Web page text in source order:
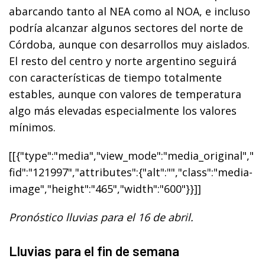
abarcando tanto al NEA como al NOA, e incluso
podría alcanzar algunos sectores del norte de
Córdoba, aunque con desarrollos muy aislados.
El resto del centro y norte argentino seguirá
con características de tiempo totalmente
estables, aunque con valores de temperatura
algo más elevadas especialmente los valores
mínimos.
[[{"type":"media","view_mode":"media_original","
fid":"121997","attributes":{"alt":"","class":"media-
image","height":"465","width":"600"}}]]
Pronóstico lluvias para el 16 de abril.
Lluvias para el fin de semana